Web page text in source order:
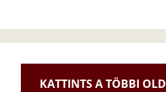
KATTINTS A TÖBBI